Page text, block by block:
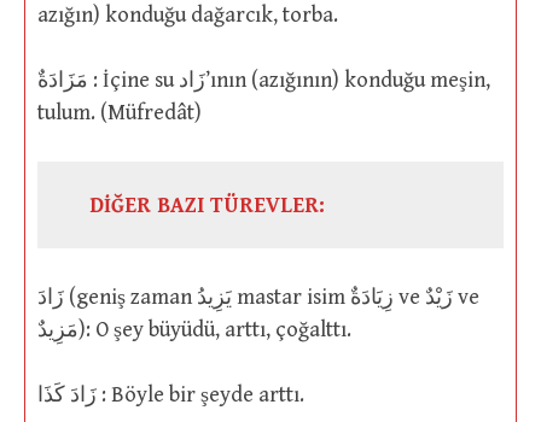
azığın) konduğu dağarcık, torba.
مَزَادَةٌ : İçine su زَاد’ının (azığının) konduğu meşin,
tulum. (Müfredât)
DİĞER BAZI TÜREVLER:
زَادَ (geniş zaman يَزِيدُ mastar isim زِيَادَةٌ ve زَيْدٌ ve
مَزِيدٌ): O şey büyüdü, arttı, çoğalttı.
زَادَ كَذَا : Böyle bir şeyde arttı.